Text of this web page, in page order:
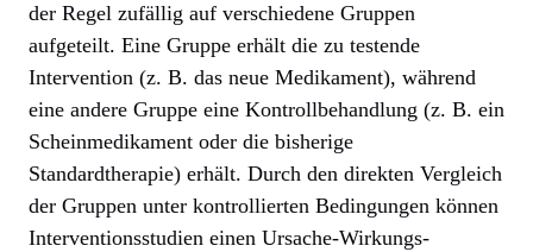
der Regel zufällig auf verschiedene Gruppen
aufgeteilt. Eine Gruppe erhält die zu testende
Intervention (z. B. das neue Medikament), während
eine andere Gruppe eine Kontrollbehandlung (z. B. ein
Scheinmedikament oder die bisherige
Standardtherapie) erhält. Durch den direkten Vergleich
der Gruppen unter kontrollierten Bedingungen können
Interventionsstudien einen Ursache-Wirkungs-